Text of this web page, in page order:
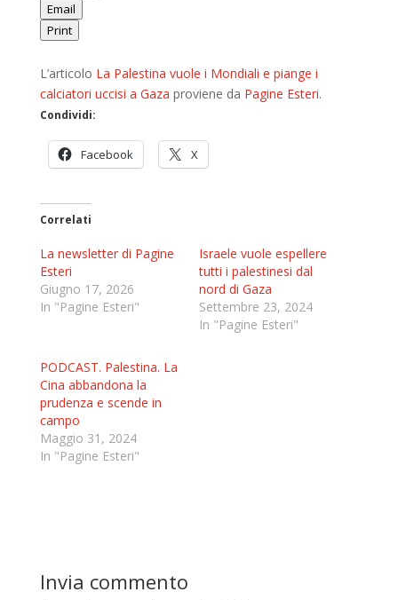
Email
Print
L’articolo La Palestina vuole i Mondiali e piange i
calciatori uccisi a Gaza proviene da Pagine Esteri.
Condividi:
Facebook X
Correlati
La newsletter di Pagine
Esteri
Giugno 17, 2026
In "Pagine Esteri"
Israele vuole espellere
tutti i palestinesi dal
nord di Gaza
Settembre 23, 2024
In "Pagine Esteri"
PODCAST. Palestina. La
Cina abbandona la
prudenza e scende in
campo
Maggio 31, 2024
In "Pagine Esteri"
Invia commento